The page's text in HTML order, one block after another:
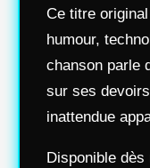
Ce titre
humour,
chanson parle
sur ses
inattendue
Disponible